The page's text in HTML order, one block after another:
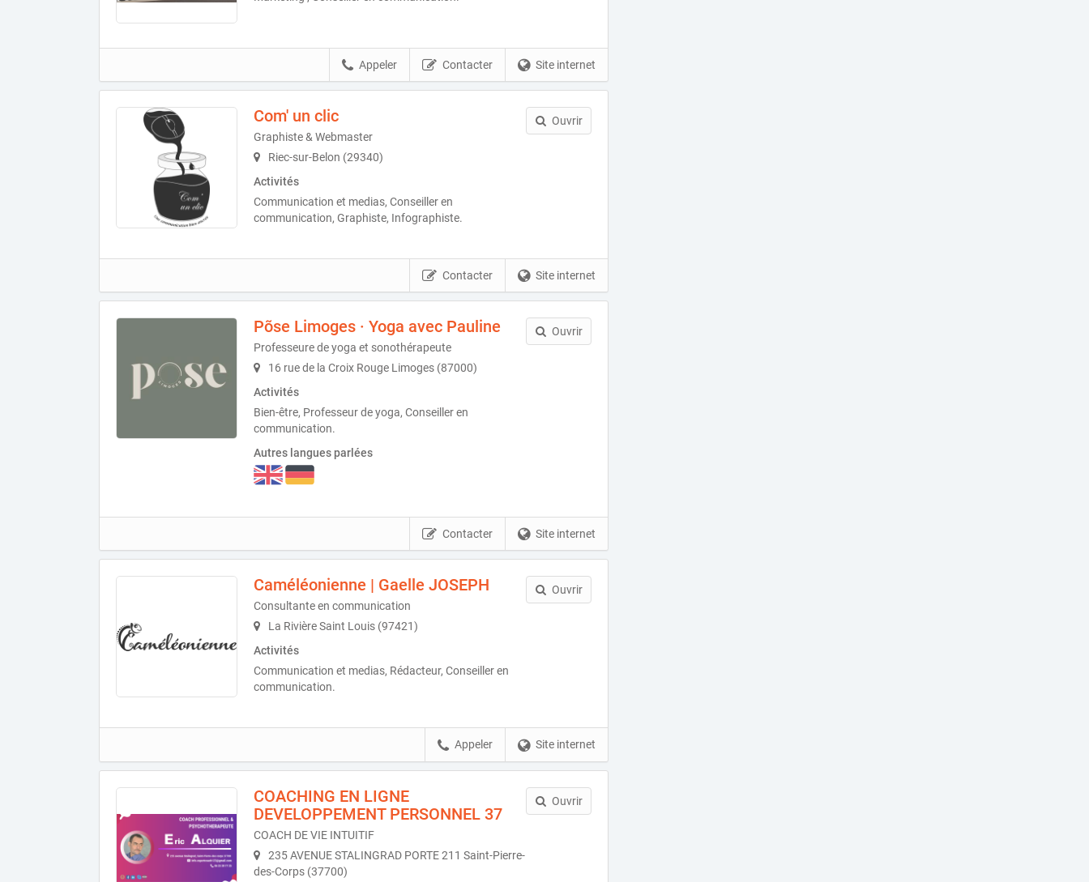
Site internet
Contacter
Appeler
Com' un clic
Graphiste & Webmaster
Riec-sur-Belon (29340)
Activités
Communication et medias, Conseiller en
communication, Graphiste, Infographiste.
Ouvrir
Site internet
Contacter
Põse Limoges · Yoga avec Pauline
Professeure de yoga et sonothérapeute
16 rue de la Croix Rouge Limoges (87000)
Activités
Bien-être, Professeur de yoga, Conseiller en
communication.
Autres langues parlées
Ouvrir
Site internet
Contacter
Caméléonienne | Gaelle JOSEPH
Consultante en communication
La Rivière Saint Louis (97421)
Activités
Communication et medias, Rédacteur, Conseiller en
communication.
Ouvrir
Site internet
Appeler
COACHING EN LIGNE
DEVELOPPEMENT PERSONNEL 37
COACH DE VIE INTUITIF
235 AVENUE STALINGRAD PORTE 211 Saint-Pierre-
des-Corps (37700)
Ouvrir